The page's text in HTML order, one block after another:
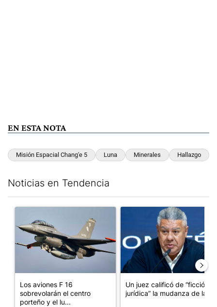
EN ESTA NOTA
Misión Espacial Chang'e 5 Luna Minerales Hallazgo
Noticias en Tendencia
Un artículo de tendencia con el título "Los aviones F 16
Los aviones F 16
sobrevolarán el centro
porteño y el lu...
Un artículo de tendencia con
Un juez calificó de “ficción
jurídica” la mudanza de la...